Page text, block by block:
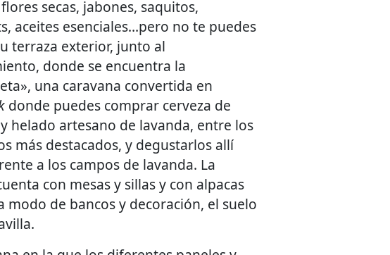
secas, jabones, saquitos,
aceites esenciales…pero no te puedes
terraza exterior, junto al
donde se encuentra la
una caravana convertida en
donde puedes comprar cerveza de
helado artesano de lavanda, entre los
más destacados, y degustarlos allí
a los campos de lavanda. La
con mesas y sillas y con alpacas
modo de bancos y decoración, el suelo